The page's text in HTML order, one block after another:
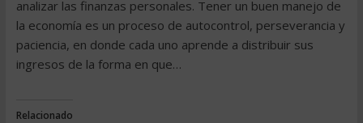
analizar las finanzas personales. Tener un buen manejo de
la economía es un proceso de autocontrol, perseverancia y
paciencia, en donde cada uno aprende a distribuir sus
ingresos de la forma en que…
Relacionado